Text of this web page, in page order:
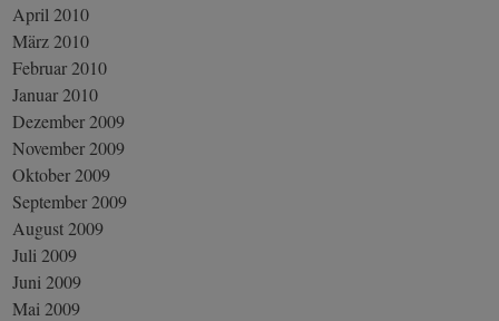
April 2010
März 2010
Februar 2010
Januar 2010
Dezember 2009
November 2009
Oktober 2009
September 2009
August 2009
Juli 2009
Juni 2009
Mai 2009